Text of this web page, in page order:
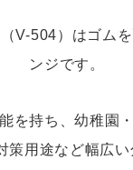
V-504）はゴム
ンジです。
を持ち、幼稚園
策用途など幅広